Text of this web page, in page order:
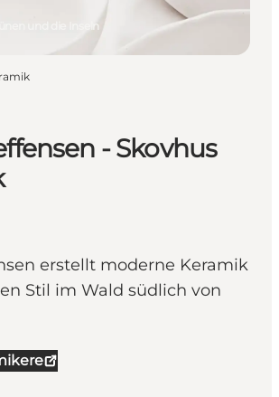
- Skovhus
erstellt moderne Keramik
Stil im Wald südlich von
und die Inseln